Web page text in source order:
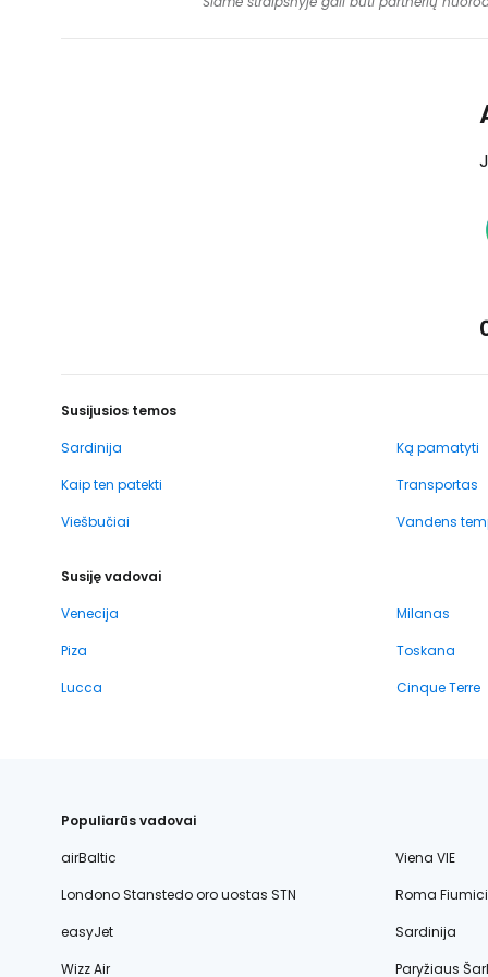
Susijusios temos
Sardinija
Ką pamatyti
Kaip ten patekti
Transportas
Viešbučiai
Vandens
Susiję vadovai
Venecija
Milanas
Piza
Toskana
Lucca
Cinque Terre
Populiarūs vadovai
airBaltic
Viena VIE
Londono Stanstedo oro uostas STN
Roma
easyJet
Sardinija
Wizz Air
Paryžiaus